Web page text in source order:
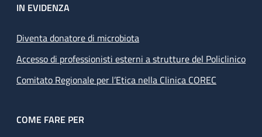
IN EVIDENZA
Diventa donatore di microbiota
Accesso di professionisti esterni a strutture del Policlinico
Comitato Regionale per l’Etica nella Clinica COREC
COME FARE PER